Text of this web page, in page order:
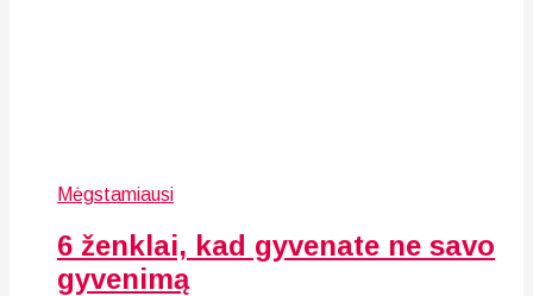
Mėgstamiausi
6 ženklai, kad gyvenate ne savo
gyvenimą